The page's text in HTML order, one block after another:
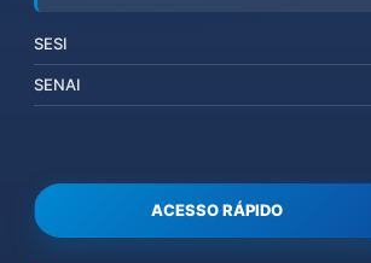
SESI
SENAI
ACESSO RÁPIDO